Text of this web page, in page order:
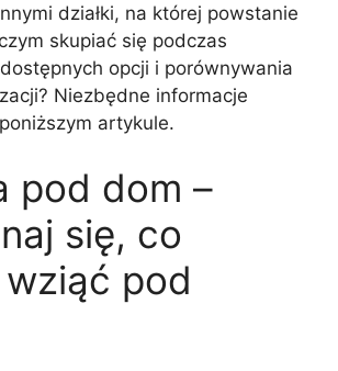
działki, na której powstanie
skupiać się podczas
opcji i porównywania
Niezbędne informacje
artykule.
pod dom –
się, co
pod